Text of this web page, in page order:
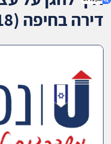
דירה בחיפה (18)